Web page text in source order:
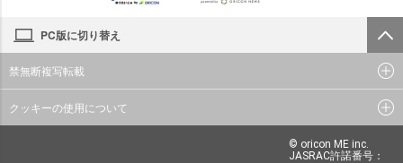
PC版に切り替え
禁無断複写転載
クッキーの使用について
© oricon ME inc.
JASRAC許諾番号：